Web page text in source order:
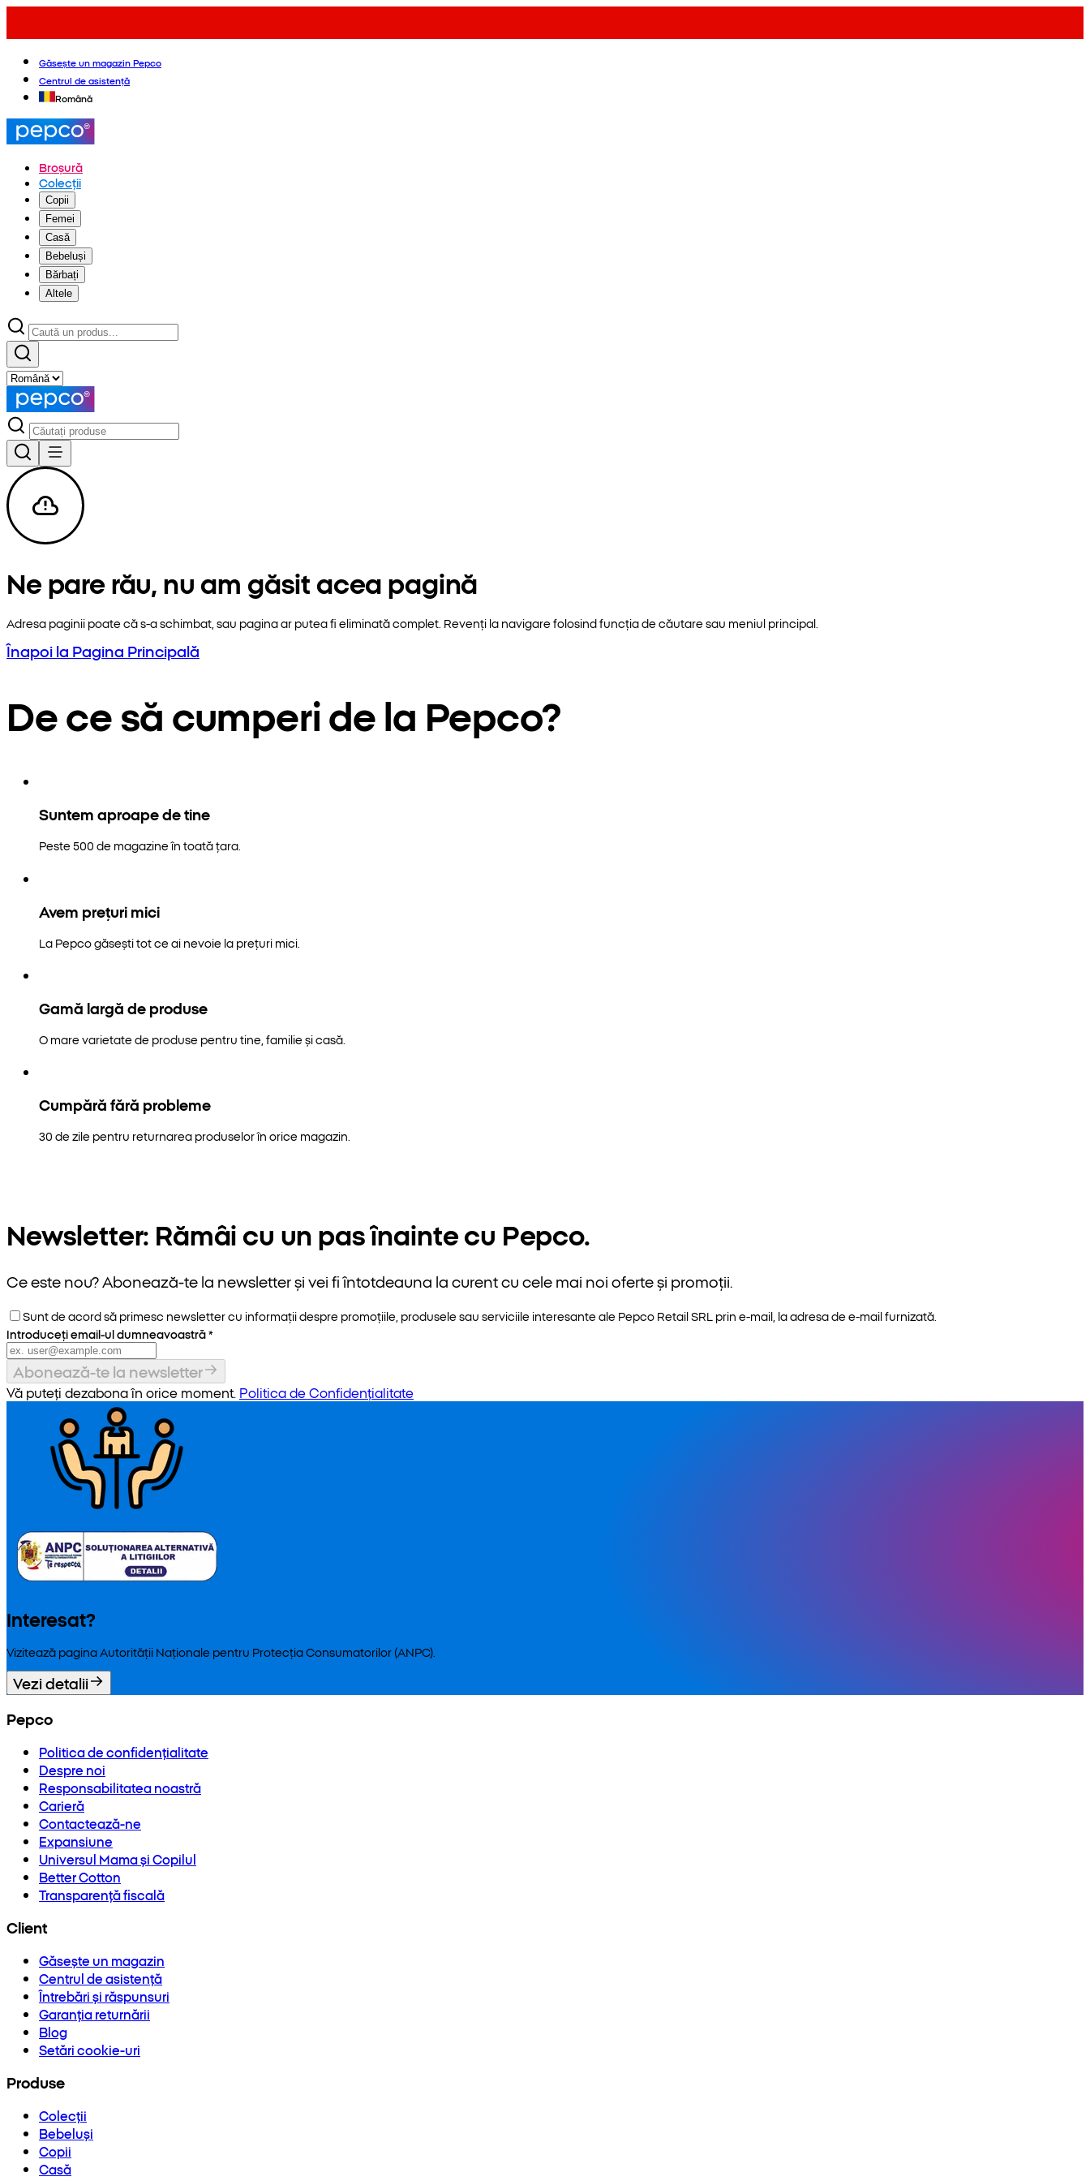
Găsește un magazin Pepco
Centrul de asistență
Română
Broșură
Colecții
Copii
Femei
Casă
Bebeluși
Bărbați
Altele
Ne pare rău, nu am găsit acea pagină
Adresa paginii poate că s-a schimbat, sau pagina ar putea fi eliminată complet. Revenți la navigare folosind funcția de căutare sau meniul principal.
Înapoi la Pagina Principală
De ce să cumperi de la Pepco?
Suntem aproape de tine
Peste 500 de magazine în toată țara.
Avem prețuri mici
La Pepco găsești tot ce ai nevoie la prețuri mici.
Gamă largă de produse
O mare varietate de produse pentru tine, familie și casă.
Cumpără fără probleme
30 de zile pentru returnarea produselor în orice magazin.
Newsletter: Rămâi cu un pas înainte cu Pepco.
Ce este nou? Abonează-te la newsletter și vei fi întotdeauna la curent cu cele mai noi oferte și promoții.
Sunt de acord să primesc newsletter cu informații despre promoțiile, produsele sau serviciile interesante ale Pepco Retail SRL prin e-mail, la adresa de e-mail furnizată.
Introduceți email-ul dumneavoastră*
Abonează-te la newsletter
Vă puteți dezabona în orice moment. Politica de Confidențialitate
Interesat?
Vizitează pagina Autorității Naționale pentru Protecția Consumatorilor (ANPC).
Vezi detalii
Pepco
Politica de confidențialitate
Despre noi
Responsabilitatea noastră
Carieră
Contactează-ne
Expansiune
Universul Mama și Copilul
Better Cotton
Transparență fiscală
Client
Găsește un magazin
Centrul de asistență
Întrebări și răspunsuri
Garanția returnării
Blog
Setări cookie-uri
Produse
Colecții
Bebeluși
Copii
Casă